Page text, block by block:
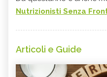
Nutrizionisti Senza
Articoli e Guide